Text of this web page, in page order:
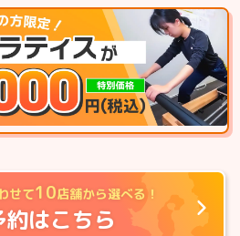
せて10店舗から選べる！
約はこちら